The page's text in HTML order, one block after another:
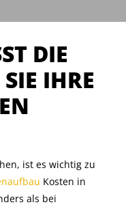
DIE
IHRE
ist es wichtig zu
Kosten in
als bei